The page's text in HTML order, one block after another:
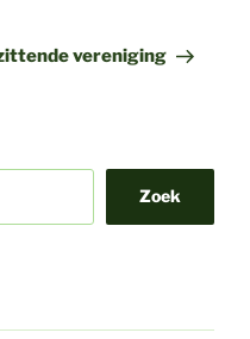
vereniging
Zoek